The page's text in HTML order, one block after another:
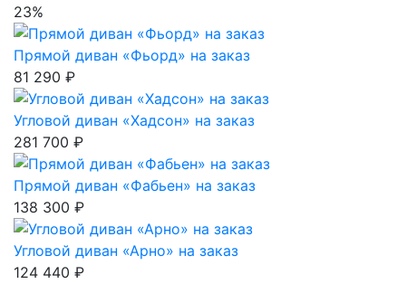
23%
Прямой диван «Фьорд» на заказ
81 290 ₽
Угловой диван «Хадсон» на заказ
281 700 ₽
Прямой диван «Фабьен» на заказ
138 300 ₽
Угловой диван «Арно» на заказ
124 440 ₽